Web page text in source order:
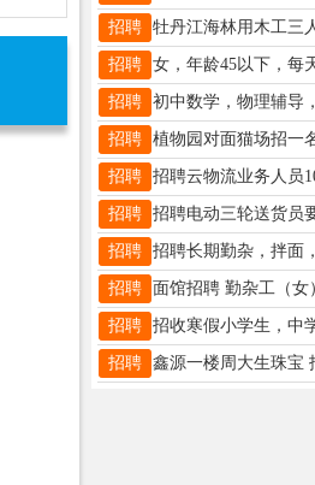
招聘
招聘
招聘
招聘
招聘
招聘
招聘
招聘
招聘
招聘